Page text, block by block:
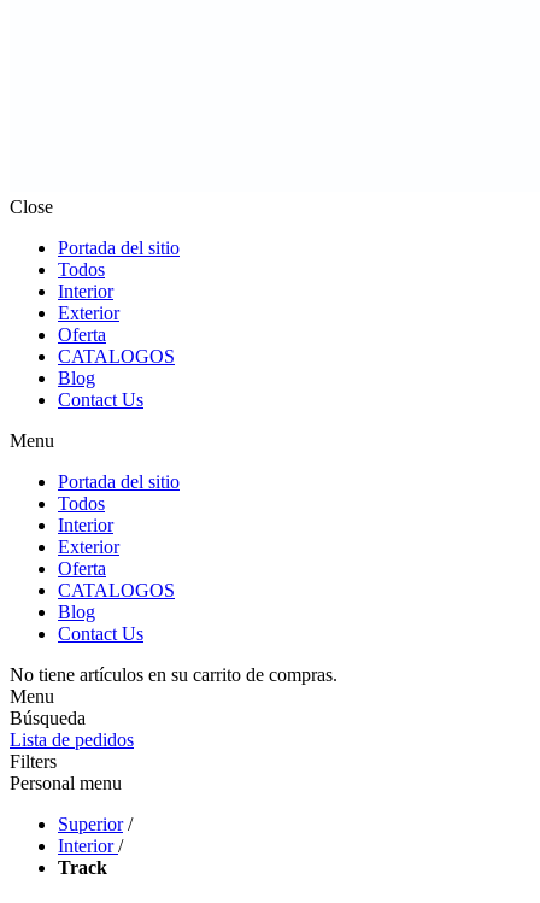
Close
Portada del sitio
Todos
Interior
Exterior
Oferta
CATALOGOS
Blog
Contact Us
Menu
Portada del sitio
Todos
Interior
Exterior
Oferta
CATALOGOS
Blog
Contact Us
No tiene artículos en su carrito de compras.
Menu
Búsqueda
Lista de pedidos
Filters
Personal menu
Superior /
Interior /
Track